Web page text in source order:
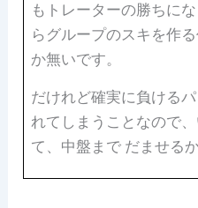
もトレーターの勝ちに
らグループのスキを作
か無いです。
だけれど確実に負ける
れてしまうことなので
て、中盤まで だませる